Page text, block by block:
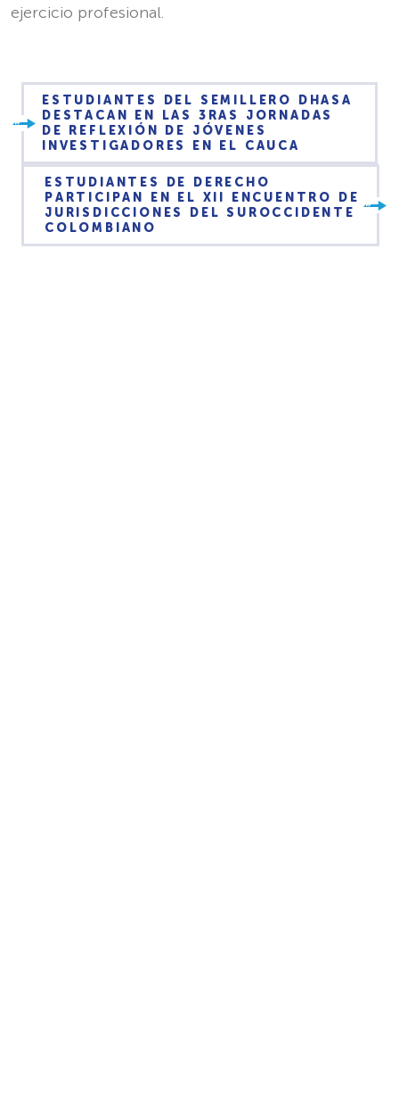
ejercicio profesional.
ESTUDIANTES DEL SEMILLERO DHASA
DESTACAN EN LAS 3RAS JORNADAS
DE REFLEXIÓN DE JÓVENES
INVESTIGADORES EN EL CAUCA
ESTUDIANTES DE DERECHO
PARTICIPAN EN EL XII ENCUENTRO DE
JURISDICCIONES DEL SUROCCIDENTE
COLOMBIANO